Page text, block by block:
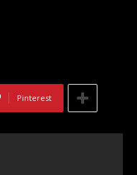
Pinterest